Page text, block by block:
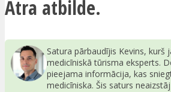
Ātra atbilde.
Satura pārbaudījis Kevins, kurš
medicīniskā tūrisma eksperts.
pieejama informācija, kas
medicīniska. Šis saturs